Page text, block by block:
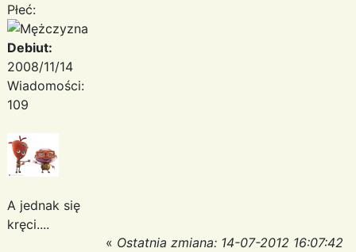
Płeć:
Debiut:
2008/11/14
Wiadomości:
109
A jednak się
kręci....
« Ostatnia zmiana: 14-07-2012 16:07:42